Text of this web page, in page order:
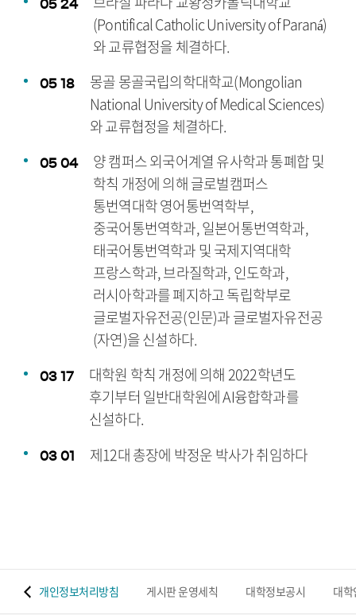
05 24
(Pontifical Catholic University of Paraná)
와 교류협정을 체결하다.
05 18
몽골 몽골국립의학대학교(Mongolian
National University of Medical Sciences)
와 교류협정을 체결하다.
05 04
양 캠퍼스 외국어계열 유사학과 통폐합 및
학칙 개정에 의해 글로벌캠퍼스
통번역대학 영어통번역학부,
중국어통번역학과, 일본어통번역학과,
태국어통번역학과 및 국제지역대학
프랑스학과, 브라질학과, 인도학과,
러시아학과를 폐지하고 독립학부로
글로벌자유전공(인문)과 글로벌자유전공
(자연)을 신설하다.
03 17
대학원 학칙 개정에 의해 2022학년도
후기부터 일반대학원에 AI융합학과를
신설하다.
03 01 제12대 총장에 박정운 박사가 취임하다
개인정보처리방침 게시판 운영세칙 대학정보공시 대